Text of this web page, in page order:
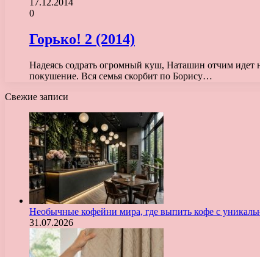
0
Горько! 2 (2014)
Надеясь содрать огромный куш, Наташин отчим идет
покушение. Вся семья скорбит по Борису…
Свежие записи
Необычные кофейни мира, где выпить кофе с
31.07.2026